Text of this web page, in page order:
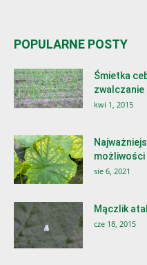
POPULARNE POSTY
Śmietka
zwalczanie
kwi 1, 2015
możliwości
sie 6, 2021
Mączlik
cze 18, 2015